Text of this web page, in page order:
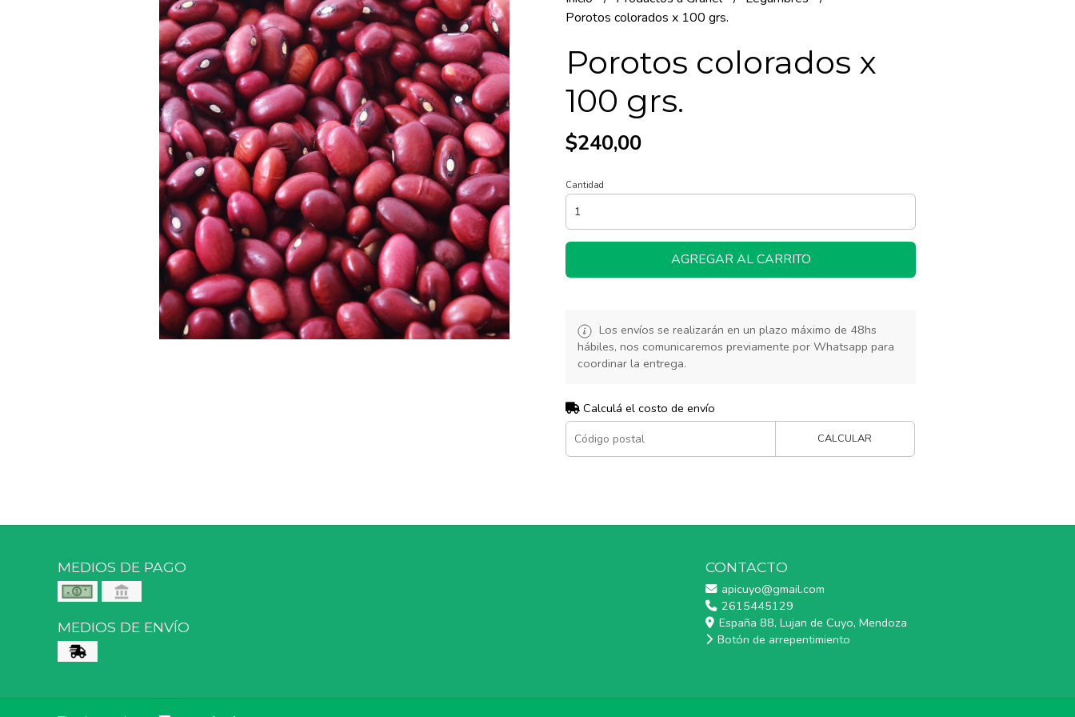
Porotos colorados x 100 grs.
Porotos colorados x
100 grs.
$240,00
Cantidad
AGREGAR AL CARRITO
Los envíos se realizarán en un plazo máximo de 48hs
hábiles, nos comunicaremos previamente por Whatsapp para
coordinar la entrega.
Calculá el costo de envío
CALCULAR
MEDIOS DE PAGO
MEDIOS DE ENVÍO
CONTACTO
apicuyo@gmail.com
2615445129
España 88, Lujan de Cuyo, Mendoza
Botón de arrepentimiento